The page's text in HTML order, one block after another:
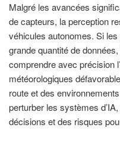
Malgré les avancées
de capteurs, la perception
véhicules autonomes. Si
grande quantité de
comprendre avec précision
météorologiques
route et des
perturber les systèmes
décisions et des risques